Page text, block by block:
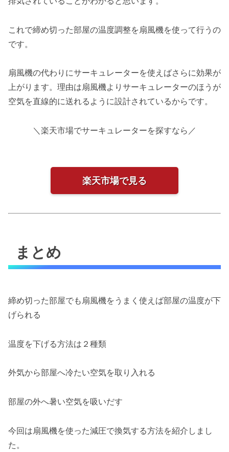
これで締め切った部屋の温度調整を扇風機を使って行うの
です。
扇風機の代わりにサーキュレーターを使えばさらに効果が
上がります。理由は扇風機よりサーキュレーターのほうが
空気を直線的に送れるように設計されているからです。
＼楽天市場でサーキュレーターを探すなら／
楽天市場で見る
まとめ
締め切った部屋でも扇風機をうまく使えば部屋の温度が下
げられる
温度を下げる方法は２種類
外気から部屋へ冷たい空気を取り入れる
部屋の外へ暑い空気を吸いだす
今回は扇風機を使った減圧で換気する方法を紹介しまし
た。